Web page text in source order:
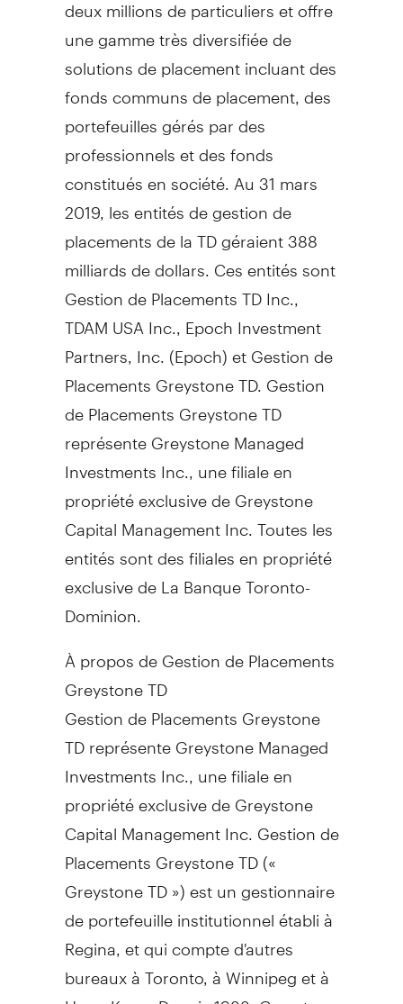
une gamme très diversifiée de
solutions de placement incluant des
fonds communs de placement, des
portefeuilles gérés par des
professionnels et des fonds
constitués en société. Au 31 mars
2019, les entités de gestion de
placements de la TD géraient 388
milliards de dollars. Ces entités sont
Gestion de Placements TD Inc.,
TDAMUSA Inc., Epoch Investment
Partners, Inc. (Epoch) et Gestion de
Placements Greystone TD. Gestion
de Placements Greystone TD
représente Greystone Managed
Investments Inc., une filiale en
propriété exclusive de Greystone
Capital Management Inc. Toutes les
entités sont des filiales en propriété
exclusive de La Banque Toronto-
Dominion.
À propos de Gestion de Placements
Greystone TD
Gestion de Placements Greystone
TD représente Greystone Managed
Investments Inc., une filiale en
propriété exclusive de Greystone
Capital Management Inc. Gestion de
Placements Greystone TD («
Greystone TD ») est un gestionnaire
de portefeuille institutionnel établi à
Regina, et qui compte d'autres
bureaux àToronto, àWinnipeget à